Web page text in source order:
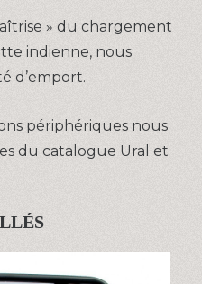
» du chargement
indienne, nous
d’emport.
périphériques nous
du catalogue Ural et